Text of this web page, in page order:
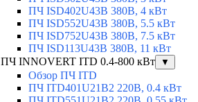
ПЧ ISD402U43B 380В, 4 кВт
ПЧ ISD552U43B 380В, 5.5 кВт
ПЧ ISD752U43B 380В, 7.5 кВт
ПЧ ISD113U43B 380В, 11 кВт
ПЧ INNOVERT ITD 0.4-800 кВт
▼
Обзор ПЧ ITD
ПЧ ITD401U21B2 220В, 0.4 кВт